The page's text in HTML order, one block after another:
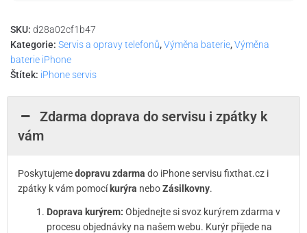
SKU: d28a02cf1b47
Kategorie: Servis a opravy telefonů,Výměna baterie,Výměna
baterie iPhone
Štítek: iPhone servis
Zdarma doprava do servisu i zpátky k
vám
Poskytujemedopravu zdarma do iPhone servisu fixthat.cz i
zpátky k vám pomocí kurýra neboZásilkovny.
Doprava kurýrem: Objednejte si svoz kurýrem zdarma v
procesu objednávky na našem webu. Kurýr přijede na